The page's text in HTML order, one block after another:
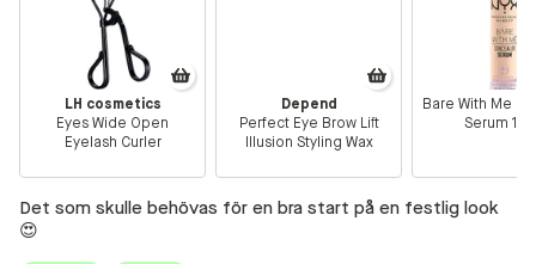
Sök i communityt...
👋Är du ny på Communityt?
Såhär kommer du
igång!
LH cosmetics
Eyes Wide Open
Eyelash Curler
Depend
Perfect Eye Brow Lift
Illusion Styling Wax
Bare With Me
Serum 1
Det som skulle behövas för en bra start på en festlig look
😍